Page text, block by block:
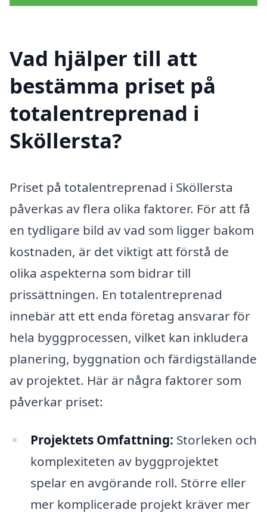
Vad hjälper till att
bestämma priset på
totalentreprenad i
Sköllersta?
Priset på totalentreprenad i Sköllersta
påverkas av flera olika faktorer. För att få
en tydligare bild av vad som ligger bakom
kostnaden, är det viktigt att förstå de
olika aspekterna som bidrar till
prissättningen. En totalentreprenad
innebär att ett enda företag ansvarar för
hela byggprocessen, vilket kan inkludera
planering, byggnation och färdigställande
av projektet. Här är några faktorer som
påverkar priset:
Projektets Omfattning: Storleken och
komplexiteten av byggprojektet
spelar en avgörande roll. Större eller
mer komplicerade projekt kräver mer